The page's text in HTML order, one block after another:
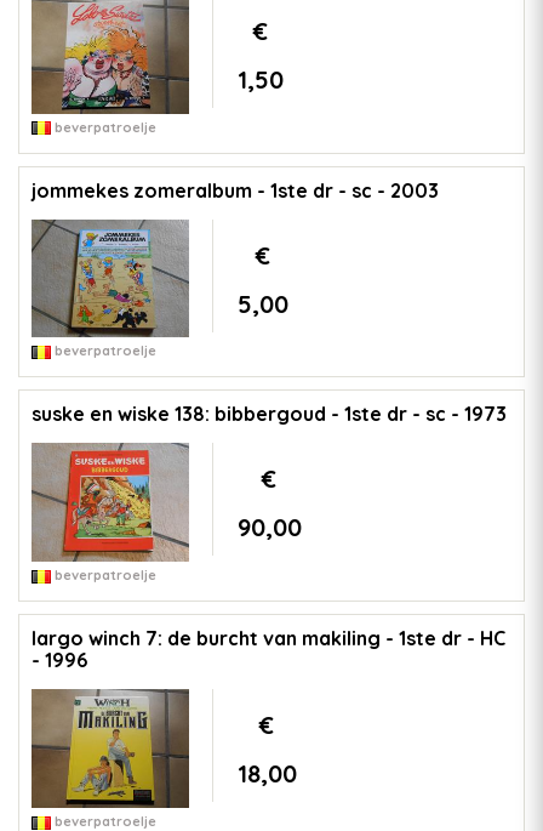
€
1,50
beverpatroelje
jommekes zomeralbum - 1ste dr - sc - 2003
€
5,00
beverpatroelje
suske en wiske 138: bibbergoud - 1ste dr - sc - 1973
€
90,00
beverpatroelje
largo winch 7: de burcht van makiling - 1ste dr - HC
- 1996
€
18,00
beverpatroelje